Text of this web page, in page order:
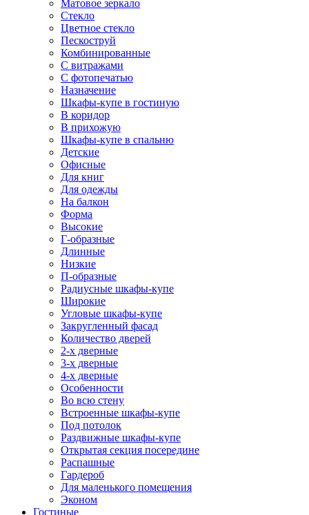
Матовое зеркало
Стекло
Цветное стекло
Пескоструй
Комбинированные
С витражами
С фотопечатью
Назначение
Шкафы-купе в гостиную
В коридор
В прихожую
Шкафы-купе в спальню
Детские
Офисные
Для книг
Для одежды
На балкон
Форма
Высокие
Г-образные
Длинные
Низкие
П-образные
Радиусные шкафы-купе
Широкие
Угловые шкафы-купе
Закругленный фасад
Количество дверей
2-х дверные
3-х дверные
4-х дверные
Особенности
Во всю стену
Встроенные шкафы-купе
Под потолок
Раздвижные шкафы-купе
Открытая секция посередине
Распашные
Гардероб
Для маленького помещения
Эконом
Гостиные